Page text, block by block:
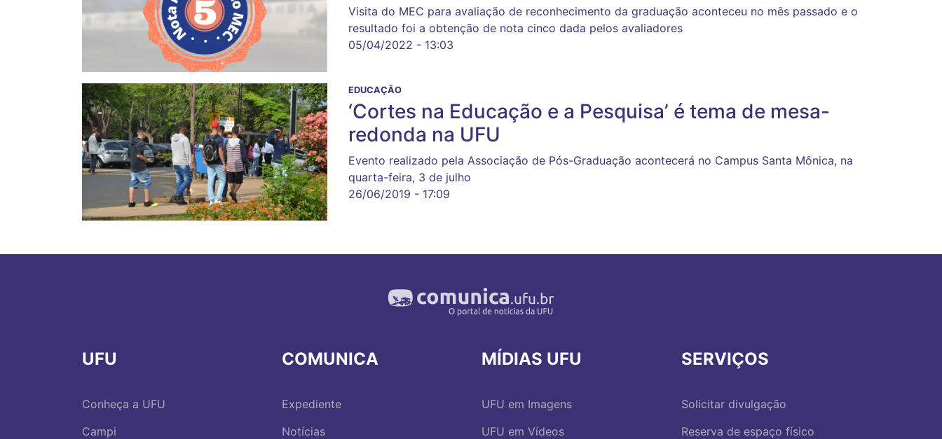
Visita do MEC para avaliação de reconhecimento da graduação aconteceu no mês passado e o
resultado foi a obtenção de nota cinco dada pelos avaliadores
05/04/2022 - 13:03
EDUCAÇÃO
‘Cortes na Educação e a Pesquisa’ é tema de mesa-
redonda na UFU
Evento realizado pela Associação de Pós-Graduação acontecerá no Campus Santa Mônica, na
quarta-feira, 3 de julho
26/06/2019 - 17:09
UFU
Conheça a UFU
Campi
COMUNICA
Expediente
Notícias
MÍDIAS UFU
UFU em Imagens
UFU em Vídeos
SERVIÇOS
Solicitar divulgação
Reserva de espaço físico